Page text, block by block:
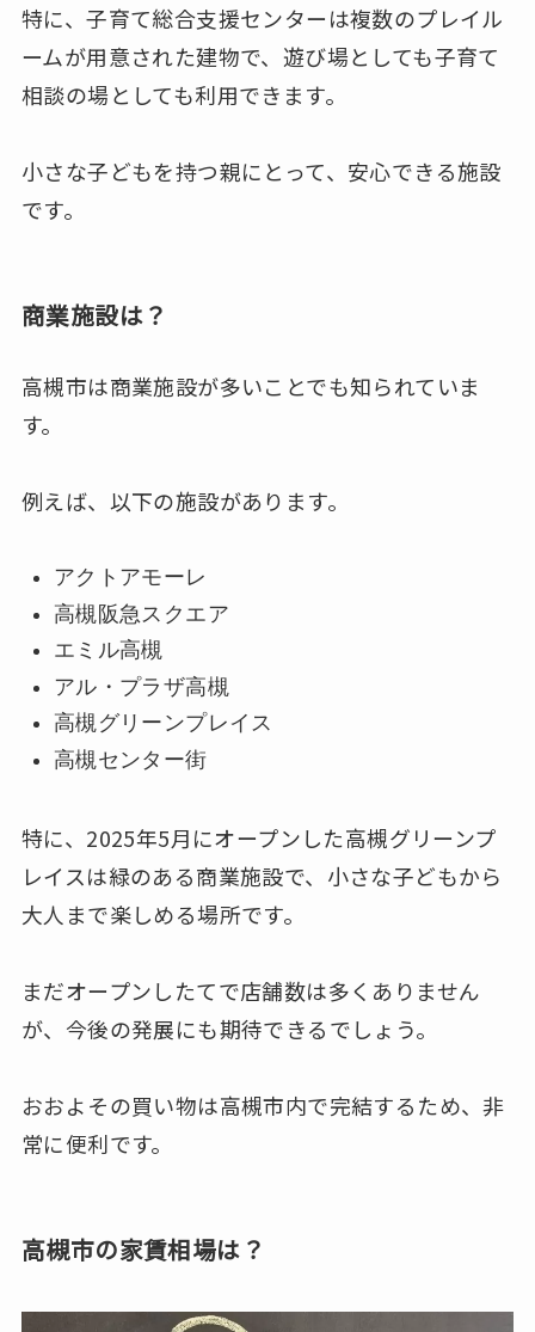
特に、子育て総合支援センターは複数のプレイル
ームが用意された建物で、遊び場としても子育て
相談の場としても利用できます。
小さな子どもを持つ親にとって、安心できる施設
です。
商業施設は？
高槻市は商業施設が多いことでも知られていま
す。
例えば、以下の施設があります。
アクトアモーレ
高槻阪急スクエア
エミル高槻
アル・プラザ高槻
高槻グリーンプレイス
高槻センター街
特に、2025年5月にオープンした高槻グリーンプ
レイスは緑のある商業施設で、小さな子どもから
大人まで楽しめる場所です。
まだオープンしたてで店舗数は多くありません
が、今後の発展にも期待できるでしょう。
おおよその買い物は高槻市内で完結するため、非
常に便利です。
高槻市の家賃相場は？